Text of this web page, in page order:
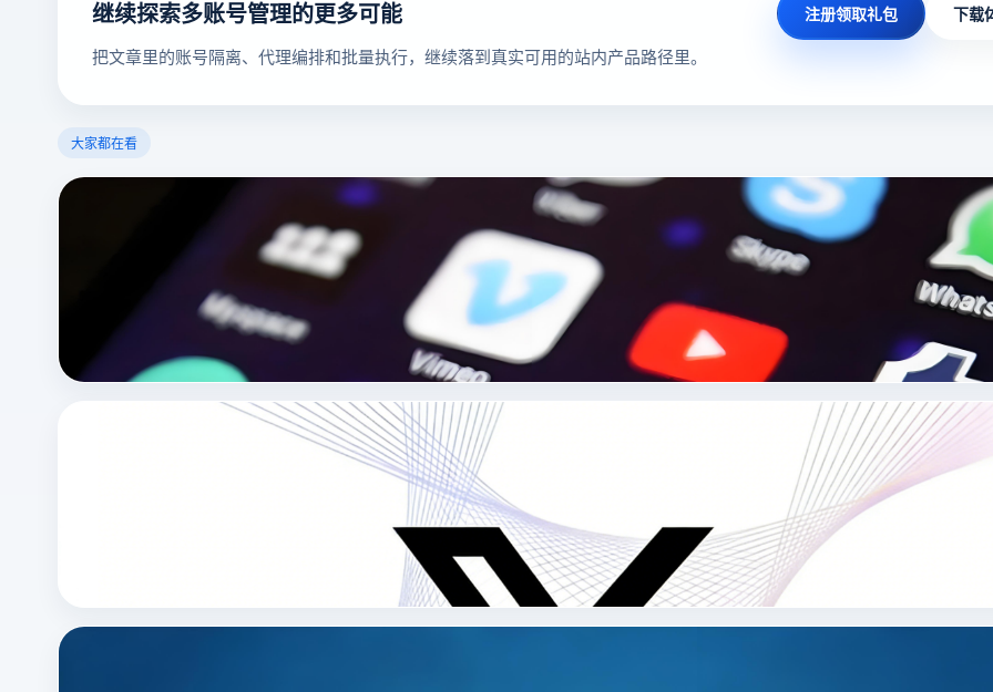
继续探索多账号管理的更多可能
把文章里的账号隔离、代理编排和批量执行，继续落到真实可用的站内产品路径里。
注册领取礼包 下载
大家都在看